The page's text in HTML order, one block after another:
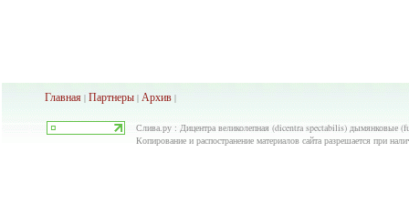
Главная| Партнеры| Архив|
Слива.ру : Дицентра великолепная (dicentra spectabilis) дымянковые
Копирование и распостранение материалов сайта разрешается при